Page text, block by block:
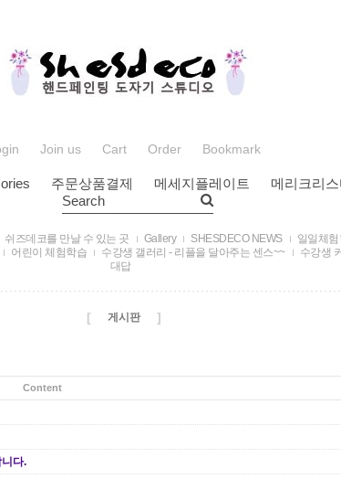
Join us Cart Order Bookmark
주문상품결제 메세지플레이트 메리크리
Search
쉬즈데코를 만날 수 있는 곳 Gallery SHESDECO NEWS 일일체험
어린이 체험학습 수강생 갤러리 - 리플을 달아주는 센스~~ 수강생
대답
[ 게시판 ]
Content
다.